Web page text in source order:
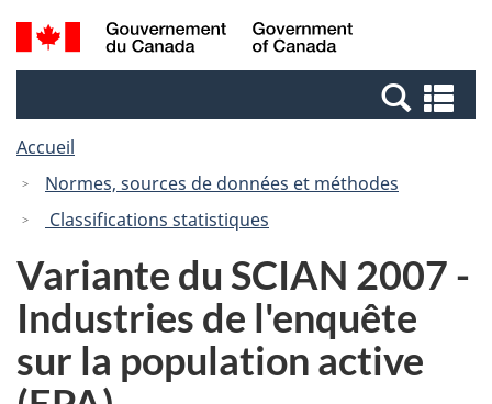
Passer
au
Passer
à
Canada
Recherche
et
et
Accueil
Normes, sources de données et méthodes
Classifications statistiques
Variante du SCIAN 2007 -
Industries de l'enquête
sur la population active